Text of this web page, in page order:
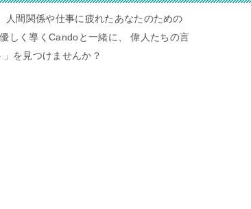
人間関係や仕事に疲れたあなたのための
しく導くCandoと一緒に、 偉人たちの言
を見つけませんか？